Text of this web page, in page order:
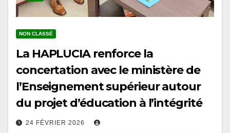
La HAPLUCIA renforce la
concertation avec le ministère de
l’Enseignement supérieur autour
du projet d’éducation à l’intégrité
24 FÉVRIER 2026
En marge des travaux du cycle de conférences du